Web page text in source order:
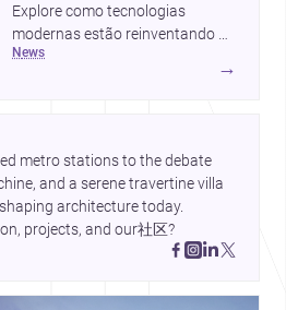
Explore como tecnologias
modernas estão reinventando o
uso de madeira na construção,
inspiradoras.
news
→
metro stations to the debate
and a serene travertine villa
architecture today.
projects, and our社区?